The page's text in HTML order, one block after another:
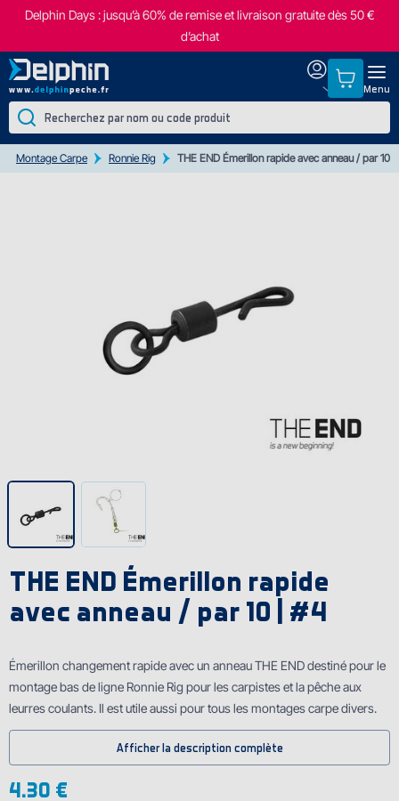
Delphin Days : jusqu’à 60% de remise et livraison gratuite dès 50 €
d’achat
Menu
Montage Carpe Ronnie Rig THE END Émerillon rapide avec anneau / par 10
THE END Émerillon rapide
avec anneau / par 10 | #4
Émerillon changement rapide avec un anneau THE END destiné pour le
montage bas de ligne Ronnie Rig pour les carpistes et la pêche aux
leurres coulants. Il est utile aussi pour tous les montages carpe divers.
Afficher la description complète
4.30 €